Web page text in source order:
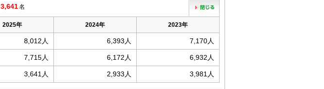
3,641名
2025年 2024年 2023年
8,012人 6,393人 7,170人
7,715人 6,172人 6,932人
3,641人 2,933人 3,981人